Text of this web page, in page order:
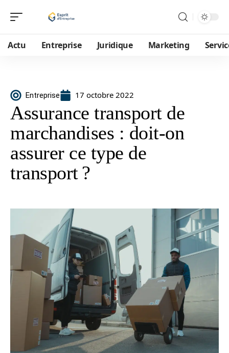
Actu Entreprise Juridique Marketing
Entreprise 17 octobre 2022
Assurance transport de
marchandises : doit-on
assurer ce type de
transport ?